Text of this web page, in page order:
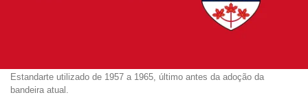
Estandarte utilizado de 1957 a 1965, último antes da adoção da
bandeira atual.